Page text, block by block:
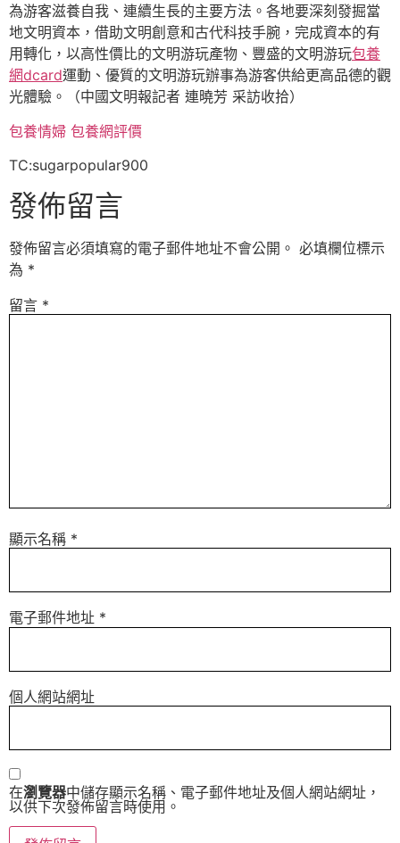
為游客滋養自我、連續生長的主要方法。各地要深刻發掘當
地文明資本，借助文明創意和古代科技手腕，完成資本的有
用轉化，以高性價比的文明游玩產物、豐盛的文明游玩包養
網dcard運動、優質的文明游玩辦事為游客供給更高品德的觀
光體驗。
（中國文明報記者 連曉芳 采訪收拾）
包養情婦 包養網評價
TC:sugarpopular900
發佈留言
發佈留言必須填寫的電子郵件地址不會公開。 必填欄位標示
為 *
留言 *
顯示名稱 *
電子郵件地址 *
個人網站網址
在瀏覽器中儲存顯示名稱、電子郵件地址及個人網站網址，
以供下次發佈留言時使用。